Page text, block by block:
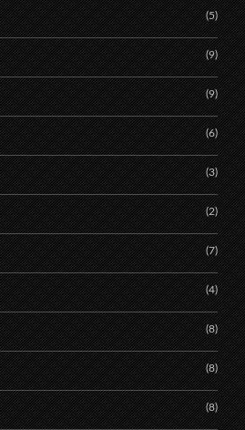
(5)
(9)
(9)
(6)
(3)
(2)
(7)
(4)
(8)
(8)
(8)